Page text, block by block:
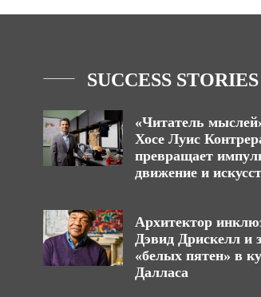
SUCCESS STORIES
«Читатель
Хосе Луис
превращает
движение и
Архитектор
Дэвид Дрискелл и
«белых пятен» в
Далласа